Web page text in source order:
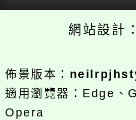
網站設計
佈景版本：
適用瀏覽器：Edge
Opera